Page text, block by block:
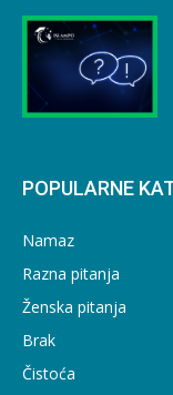
POPULARNE
Namaz
Razna pitanja
Ženska pitanja
Brak
Čistoća